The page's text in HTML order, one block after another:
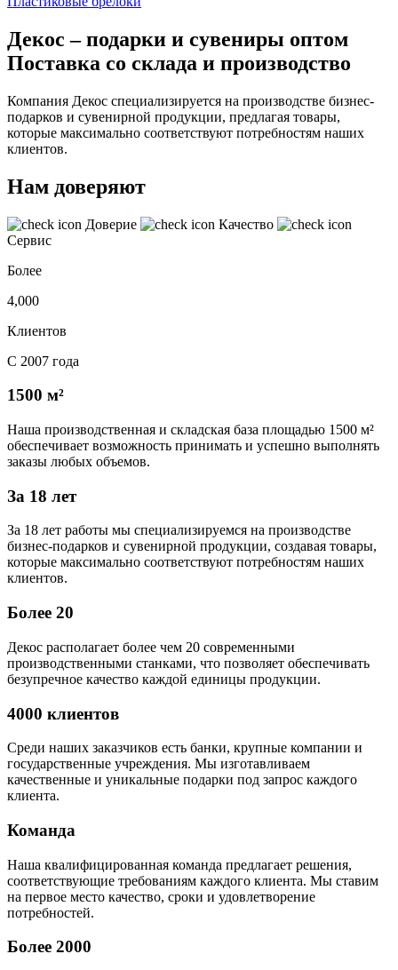
Декос – подарки и сувениры оптом
Поставка со склада и производство
Компания Декос специализируется на производстве бизнес-
подарков и сувенирной продукции, предлагая товары,
которые максимально соответствуют потребностям наших
клиентов.
Нам доверяют
Доверие
Качество
Сервис
Более
4,000
Клиентов
С 2007 года
1500 м²
Наша производственная и складская база площадью 1500 м²
обеспечивает возможность принимать и успешно выполнять
заказы любых объемов.
За 18 лет
За 18 лет работы мы специализируемся на производстве
бизнес-подарков и сувенирной продукции, создавая товары,
которые максимально соответствуют потребностям наших
клиентов.
Более 20
Декос располагает более чем 20 современными
производственными станками, что позволяет обеспечивать
безупречное качество каждой единицы продукции.
4000 клиентов
Среди наших заказчиков есть банки, крупные компании и
государственные учреждения. Мы изготавливаем
качественные и уникальные подарки под запрос каждого
клиента.
Команда
Наша квалифицированная команда предлагает решения,
соответствующие требованиям каждого клиента. Мы ставим
на первое место качество, сроки и удовлетворение
потребностей.
Более 2000